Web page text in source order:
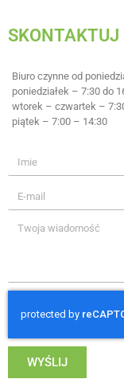
SKONTAKTUJ
Biuro czynne od
poniedziałek – 7:30 do
wtorek – czwartek –
piątek – 7:00 – 14:30
WYŚLIJ